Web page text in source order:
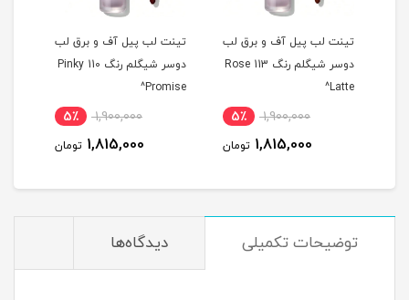
و برق لب
دوسر شیگلم رنگ 113 Rose
تینت لب پیل آف و برق لب
دوسر شیگلم رنگ 110 Pinky
1,900,000
1,815,000
تینت لب پیل آف و برق لب
1,900,000
1,815,000
توضیحات تکمیلی دیدگاه‌ها